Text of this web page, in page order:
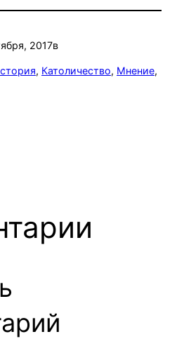
2017в
, Католичество, Мнение